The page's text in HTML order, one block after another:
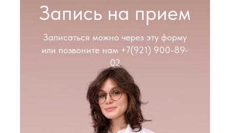
Записаться можно через эту форму
или позвоните нам +7(921) 900-89-
02
Запись на прием